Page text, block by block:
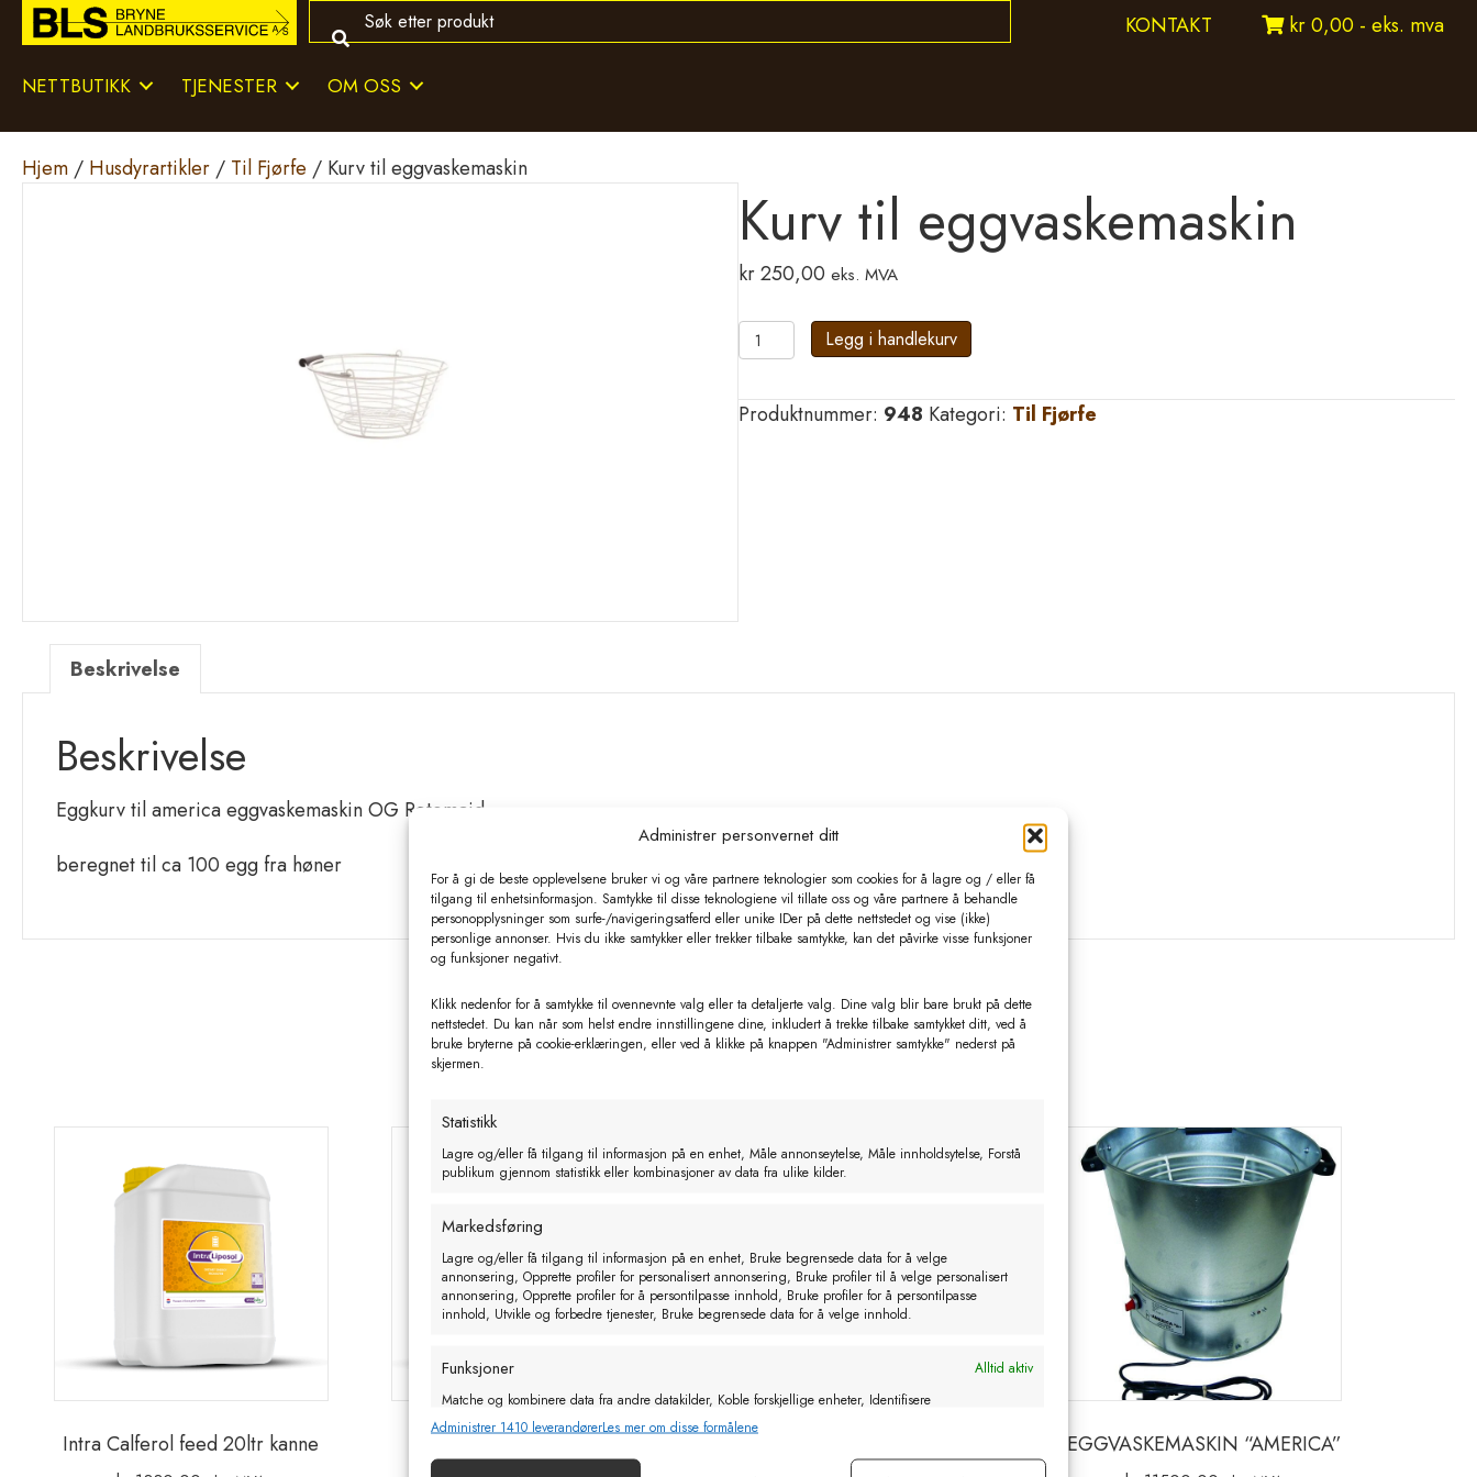
Administrer personvernet ditt
For å gi de beste opplevelsene bruker vi og våre partnere teknologier som cookies for å lagre og / eller få
tilgang til enhetsinformasjon. Samtykke til disse teknologiene vil tillate oss og våre partnere å behandle
personopplysninger som surfe-/navigeringsatferd eller unike IDer på dette nettstedet og vise (ikke)
personlige annonser. Hvis du ikke samtykker eller trekker tilbake samtykke, kan det påvirke visse funksjoner
og funksjoner negativt.
Klikk nedenfor for å samtykke til ovennevnte valg eller ta detaljerte valg. Dine valg blir bare brukt på dette
nettstedet. Du kan når som helst endre innstillingene dine, inkludert å trekke tilbake samtykket ditt, ved å
bruke bryterne på cookie-erklæringen, eller ved å klikke på knappen "Administrer samtykke" nederst på
skjermen.
Statistikk
Lagre og/eller få tilgang til informasjon på en enhet, Måle annonseytelse, Måle innholdsytelse, Forstå
publikum gjennom statistikk eller kombinasjoner av data fra ulike kilder.
Markedsføring
Lagre og/eller få tilgang til informasjon på en enhet, Bruke begrensede data for å velge
annonsering, Opprette profiler for personalisert annonsering, Bruke profiler til å velge personalisert
annonsering, Opprette profiler for å persontilpasse innhold, Bruke profiler for å persontilpasse
innhold, Utvikle og forbedre tjenester, Bruke begrensede data for å velge innhold.
Funksjoner
Alltid aktiv
Matche og kombinere data fra andre datakilder, Koble forskjellige enheter, Identifisere
enheter basert på informasjon som overføres automatisk.
Sørge for sikkerhet, forhindre og oppdage svindel og rette feil, Levere
Administrer 1410 leverandørerLes mer om disse formålene
KONTAKT kr 0,00 - eks. mva
NETTBUTIKK TJENESTER OM OSS
Hjem / Husdyrartikler / Til Fjørfe / Kurv til eggvaskemaskin
Kurv til eggvaskemaskin
kr250,00 eks. MVA
Kurv
til
antall
Legg i handlekurv
Produktnummer: 948 Kategori: Til Fjørfe
Beskrivelse
Beskrivelse
Eggkurv til america eggvaskemaskin OG Rotomaid
beregnet til ca 100 egg fra høner
Relaterte produkter
Intra Calferol feed 20ltr kanne Intra Nutri Mix 20L EGGVASKEMASKIN “AMERICA”